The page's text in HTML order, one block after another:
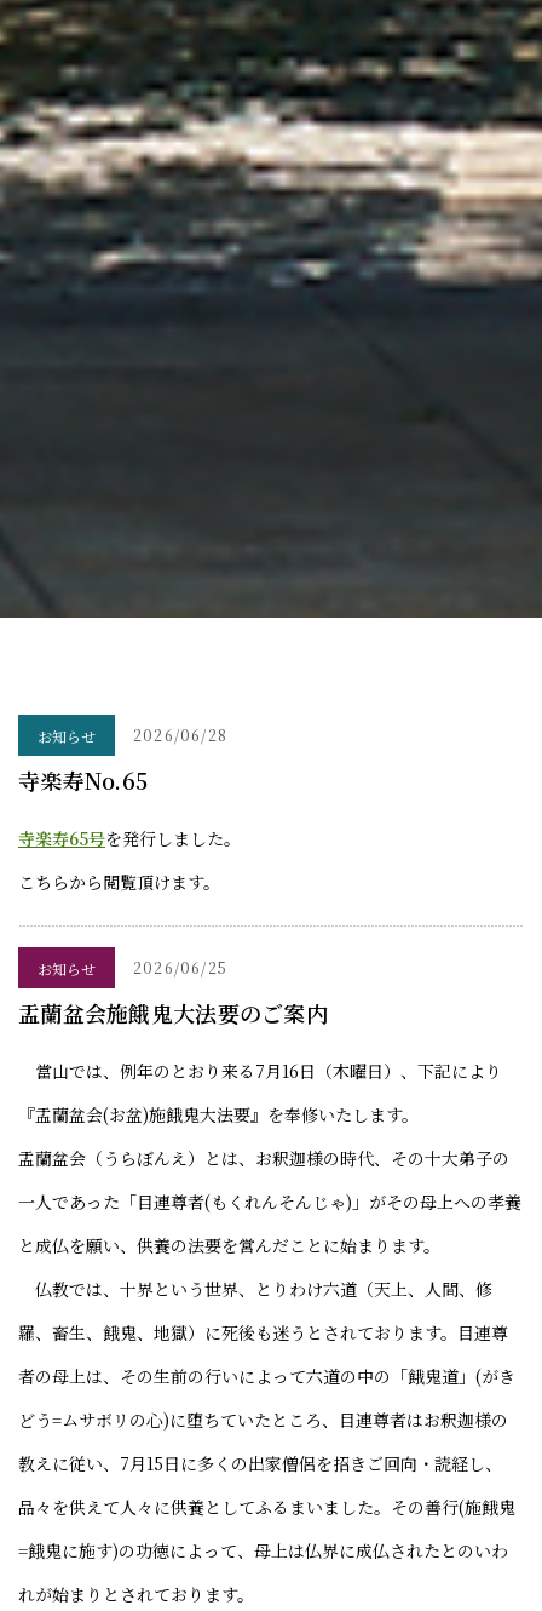
お知らせ 2026/06/28
寺楽寿No.65
寺楽寿65号を発行しました。
こちらから閲覧頂けます。
お知らせ 2026/06/25
盂蘭盆会施餓鬼大法要のご案内
當山では、例年のとおり来る7月16日（木曜日）、下記により
『盂蘭盆会(お盆)施餓鬼大法要』を奉修いたします。
盂蘭盆会（うらぼんえ）とは、お釈迦様の時代、その十大弟子の
一人であった「目連尊者(もくれんそんじゃ)」がその母上への孝養
と成仏を願い、供養の法要を営んだことに始まります。
仏教では、十界という世界、とりわけ六道（天上、人間、修
羅、畜生、餓鬼、地獄）に死後も迷うとされております。目連尊
者の母上は、その生前の行いによって六道の中の「餓鬼道」(がき
どう=ムサボリの心)に堕ちていたところ、目連尊者はお釈迦様の
教えに従い、7月15日に多くの出家僧侶を招きご回向・読経し、
品々を供えて人々に供養としてふるまいました。その善行(施餓鬼
=餓鬼に施す)の功徳によって、母上は仏界に成仏されたとのいわ
れが始まりとされております。